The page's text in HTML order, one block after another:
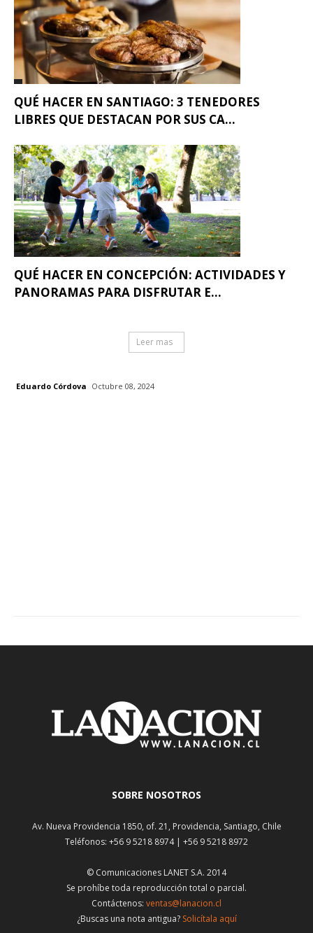
QUÉ HACER EN SANTIAGO: 3 TENEDORES
LIBRES QUE DESTACAN POR SUS CA...
QUÉ HACER EN CONCEPCIÓN: ACTIVIDADES Y
PANORAMAS PARA DISFRUTAR E...
Leer mas
Eduardo Córdova Octubre 08, 2024
SOBRE NOSOTROS
Av. Nueva Providencia 1850, of. 21, Providencia, Santiago, Chile
Teléfonos: +56 9 5218 8974 | +56 9 5218 8972
© Comunicaciones LANET S.A. 2014
Se prohíbe toda reproducción total o parcial.
Contáctenos: ventas@lanacion.cl
¿Buscas una nota antigua? Solicítala aquí